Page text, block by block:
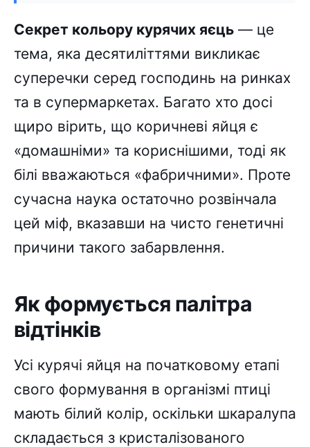
Секрет кольору курячих яєць — це
тема, яка десятиліттями викликає
суперечки серед господинь на ринках
та в супермаркетах. Багато хто досі
щиро вірить, що коричневі яйця є
«домашніми» та кориснішими, тоді як
білі вважаються «фабричними». Проте
сучасна наука остаточно розвінчала
цей міф, вказавши на чисто генетичні
причини такого забарвлення.
Як формується палітра
відтінків
Усі курячі яйця на початковому етапі
свого формування в організмі птиці
мають білий колір, оскільки шкаралупа
складається з кристалізованого